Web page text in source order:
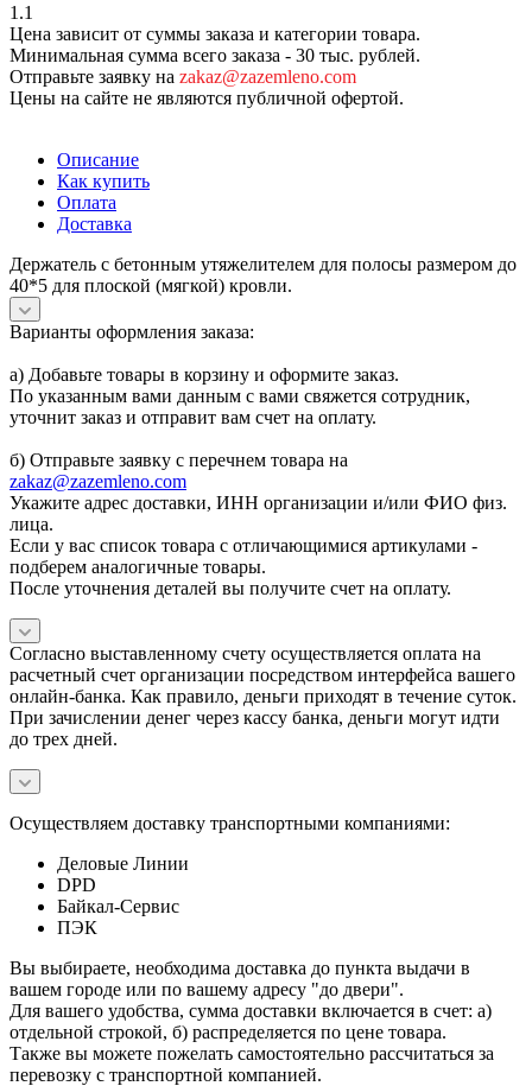
1.1
Цена зависит от суммы заказа и категории товара.
Минимальная сумма всего заказа - 30 тыс. рублей.
Отправьте заявку на zakaz@zazemleno.com
Цены на сайте не являются публичной офертой.
Описание
Как купить
Оплата
Доставка
Держатель с бетонным утяжелителем для полосы размером до
40*5 для плоской (мягкой) кровли.
Варианты оформления заказа:
а) Добавьте товары в корзину и оформите заказ.
По указанным вами данным с вами свяжется сотрудник,
уточнит заказ и отправит вам счет на оплату.
б) Отправьте заявку с перечнем товара на
zakaz@zazemleno.com
Укажите адрес доставки, ИНН организации и/или ФИО физ.
лица.
Если у вас список товара с отличающимися артикулами -
подберем аналогичные товары.
После уточнения деталей вы получите счет на оплату.
Согласно выставленному счету осуществляется оплата на
расчетный счет организации посредством интерфейса вашего
онлайн-банка. Как правило, деньги приходят в течение суток.
При зачислении денег через кассу банка, деньги могут идти
до трех дней.
Осуществляем доставку транспортными компаниями:
Деловые Линии
DPD
Байкал-Сервис
ПЭК
Вы выбираете, необходима доставка до пункта выдачи в
вашем городе или по вашему адресу "до двери".
Для вашего удобства, сумма доставки включается в счет: а)
отдельной строкой, б) распределяется по цене товара.
Также вы можете пожелать самостоятельно рассчитаться за
перевозку с транспортной компанией.